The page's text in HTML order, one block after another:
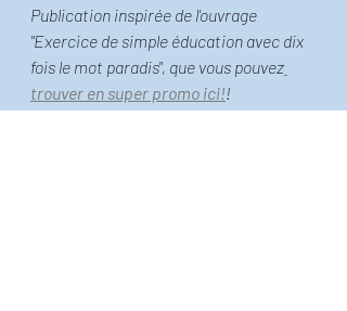
Publication inspirée de l'ouvrage
"Exercice de simple éducation avec dix
fois le mot paradis", que vous pouvez
trouver en super promo ici!!